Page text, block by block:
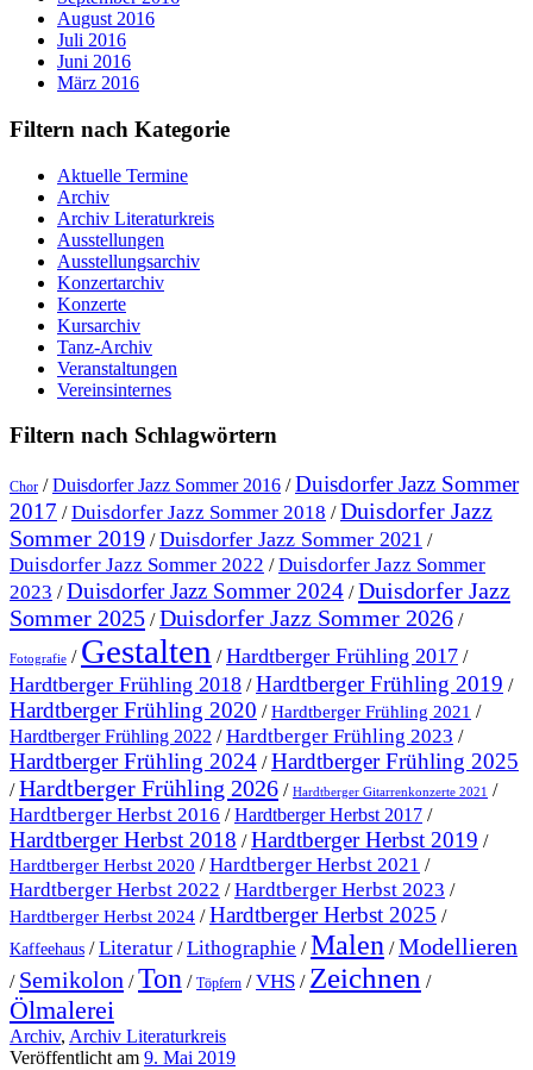
August 2016
Juli 2016
Juni 2016
März 2016
Filtern nach Kategorie
Aktuelle Termine
Archiv
Archiv Literaturkreis
Ausstellungen
Ausstellungsarchiv
Konzertarchiv
Konzerte
Kursarchiv
Tanz-Archiv
Veranstaltungen
Vereinsinternes
Filtern nach Schlagwörtern
Chor /Duisdorfer Jazz Sommer 2016 /Duisdorfer Jazz Sommer
2017 /Duisdorfer Jazz Sommer 2018 /Duisdorfer Jazz
Sommer 2019 /Duisdorfer Jazz Sommer 2021 /
Duisdorfer Jazz Sommer 2022 /Duisdorfer Jazz Sommer
2023 /Duisdorfer Jazz Sommer 2024 /Duisdorfer Jazz
Sommer 2025 /Duisdorfer Jazz Sommer 2026 /
Fotografie / Gestalten /Hardtberger Frühling 2017 /
Hardtberger Frühling 2018 /Hardtberger Frühling 2019 /
Hardtberger Frühling 2020 /Hardtberger Frühling 2021 /
Hardtberger Frühling 2022 /Hardtberger Frühling 2023 /
Hardtberger Frühling 2024 /Hardtberger Frühling 2025
/Hardtberger Frühling 2026 / Hardtberger Gitarrenkonzerte 2021 /
Hardtberger Herbst 2016 /Hardtberger Herbst 2017 /
Hardtberger Herbst 2018 /Hardtberger Herbst 2019 /
Hardtberger Herbst 2020 /Hardtberger Herbst 2021 /
Hardtberger Herbst 2022 /Hardtberger Herbst 2023 /
Hardtberger Herbst 2024 /Hardtberger Herbst 2025 /
Kaffeehaus /Literatur /Lithographie /Malen /Modellieren
/ Semikolon /Ton / Töpfern /VHS / Zeichnen /
Ölmalerei
Archiv, Archiv Literaturkreis
Veröffentlicht am 9. Mai 2019